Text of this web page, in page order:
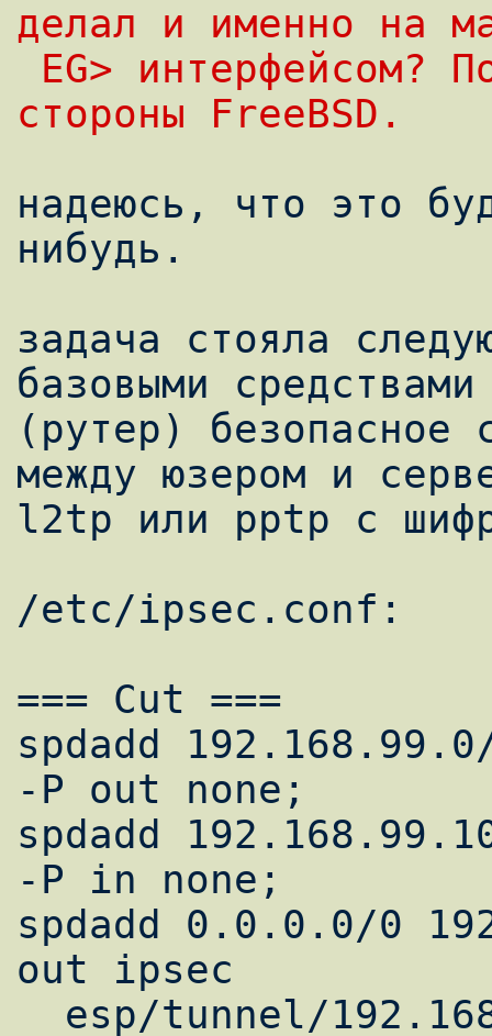
делал и именно на
стороны FreeBSD.
надеюсь, что это
нибудь.
задача стояла
базовыми
(рутер) безопасное
между юзером и
l2tp или pptp с
/etc/ipsec.conf:
=== Cut ===
spdadd
-P out none;
spdadd
-P in none;
spdadd 0.0.0.0/0
out ipsec